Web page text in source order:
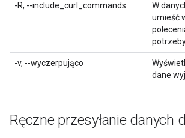
-R, --include_curl_commands
W
umieść
-v, --wyczerpująco
dane
Ręczne przesyłanie danych